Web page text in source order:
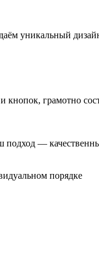
уникальный
грамотно
подход —
порядке